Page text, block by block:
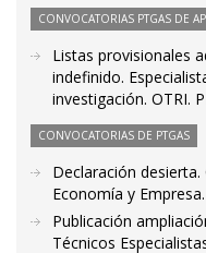
CONVOCATORIAS PTGAS DE
Listas provisionales
indefinido.
investigación. OTRI.
CONVOCATORIAS DE PTGAS
Declaración
Economía y
Publicación
Técnicos